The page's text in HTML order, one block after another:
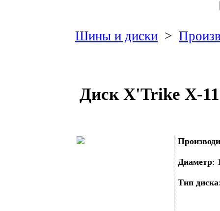
Шины и диски>
Диск X'Trike X-
Диаметр:
Тип диска